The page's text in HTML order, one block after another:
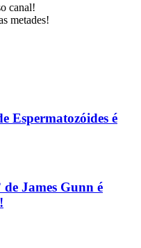
canal!
metades!
Espermatozóides é
James Gunn é